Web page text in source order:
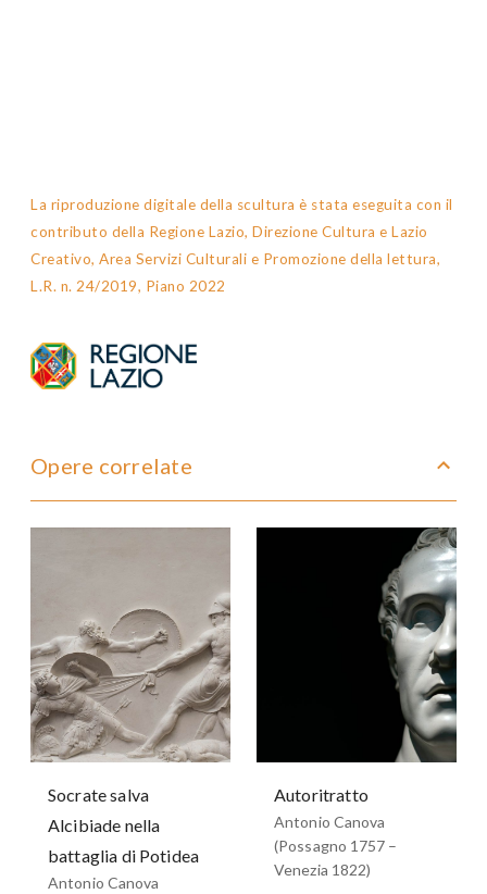
La riproduzione digitale della scultura è stata eseguita con il
contributo della Regione Lazio, Direzione Cultura e Lazio
Creativo, Area Servizi Culturali e Promozione della lettura,
L.R. n. 24/2019, Piano 2022
Opere correlate
Socrate salva
Alcibiade nella
battaglia di Potidea
Antonio Canova
Autoritratto
Antonio Canova
(Possagno 1757 –
Venezia 1822)